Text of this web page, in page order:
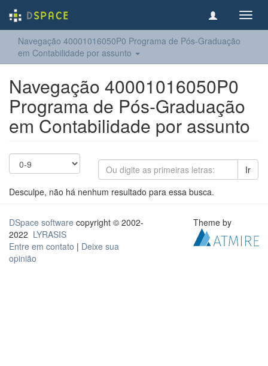
Navegação 40001016050P0 Programa de Pós-Graduação
em Contabilidade por assunto
Navegação 40001016050P0
Programa de Pós-Graduação
em Contabilidade por assunto
Ir
Desculpe, não há nenhum resultado para essa busca.
DSpace software copyright © 2002-
2022 LYRASIS
Entre em contato | Deixe sua
opinião
Theme by